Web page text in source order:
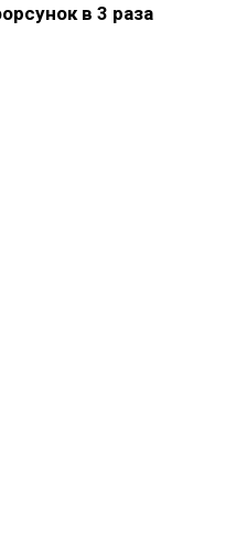
в 3 раза